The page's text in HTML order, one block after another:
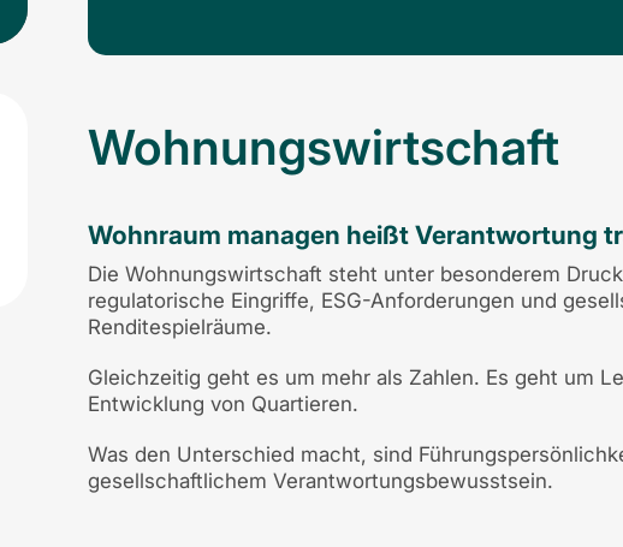
Wohnungswirtschaft
Wohnraum managen heißt Verantwortung
Die Wohnungswirtschaft steht unter besonderem
regulatorische Eingriffe, ESG-Anforderungen und
Renditespielräume.
Gleichzeitig geht es um mehr als Zahlen. Es geht um
Entwicklung von Quartieren.
Was den Unterschied macht, sind
gesellschaftlichem Verantwortungsbewusstsein.